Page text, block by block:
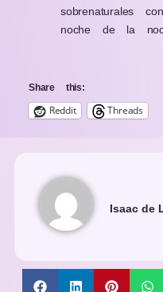
sobrenaturales
noche de la
Share this:
Reddit Threads
Isaac de